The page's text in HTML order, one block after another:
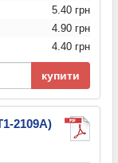
5.40 грн
4.90 грн
4.40 грн
купити
2109A)